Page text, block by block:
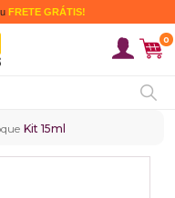
FRETE GRÁTIS!
0
Kit 15ml